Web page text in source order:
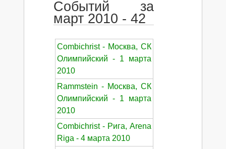
Событий за
март 2010 - 42
Combichrist - Москва, СК
Олимпийский - 1 марта
2010
Rammstein - Москва, СК
Олимпийский - 1 марта
2010
Combichrist - Рига, Arena
Riga - 4 марта 2010